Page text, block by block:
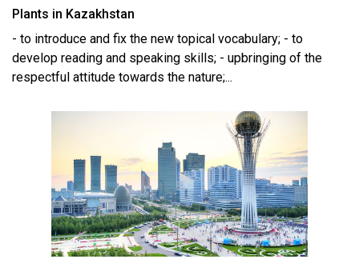
Plants in Kazakhstan
- to introduce and fix the new topical vocabulary; - to
develop reading and speaking skills; - upbringing of the
respectful attitude towards the nature;...